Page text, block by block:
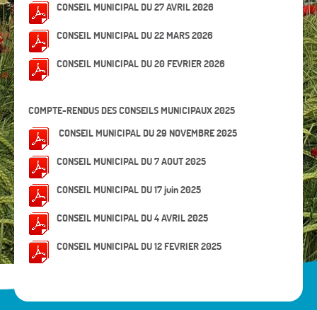
CONSEIL MUNICIPAL DU 27 AVRIL 2026
CONSEIL MUNICIPAL DU 22 MARS 2026
CONSEIL MUNICIPAL DU 20 FEVRIER 2026
COMPTE-RENDUS DES CONSEILS MUNICIPAUX 2025
CONSEIL MUNICIPAL DU 29 NOVEMBRE 2025
CONSEIL MUNICIPAL DU 7 AOUT 2025
CONSEIL MUNICIPAL DU 17 juin 2025
CONSEIL MUNICIPAL DU 4 AVRIL 2025
CONSEIL MUNICIPAL DU 12 FEVRIER 2025